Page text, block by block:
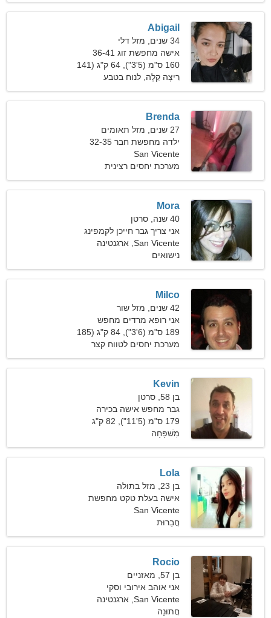
Abigail
34 שנים, מזל דלי
אישה מחפשת זוג 36-41
160 ס"מ (5'3"), 64 ק"ג (141
פאונד)
רִיצָה קַלָה, לנוח בטבע
Brenda
27 שנים, מזל תאומים
ילדה מחפשת חבר 32-35
San Vicente
מערכת יחסים רצינית
Mora
40 שנה, סרטן
אני צריך גבר חייכן לקמפינג
San Vicente, ארגנטינה
נישואים
Milco
42 שנים, מזל שור
אני רופא מרדים מחפש
אישה יפה
189 ס"מ (6'3"), 84 ק"ג (185
פאונד)
מערכת יחסים לטווח קצר
Kevin
בן 58, סרטן
גבר מחפש אישה בכירה
179 ס"מ (5'11"), 82 ק"ג
(180 פאונד)
מִשׁפָּחָה
Lola
בן 23, מזל בתולה
אישה בעלת טקט מחפשת
מערכת יחסים רצינית
San Vicente
חֲבֵרוּת
Rocio
בן 57, מאזניים
אני אוהב אירובי וסקי
San Vicente, ארגנטינה
חֲתוּנָה